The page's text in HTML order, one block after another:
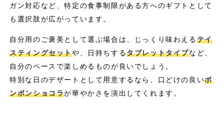
ガン対応など、特定の食事制限がある方へのギフトとして
も選択肢が広がっています。
自分用のご褒美として選ぶ場合は、じっくり味わえるテイ
スティングセットや、日持ちするタブレットタイプなど、
自分のペースで楽しめるものが良いでしょう。
特別な日のデザートとして用意するなら、口どけの良いボ
ンボンショコラが華やかさを演出してくれます。